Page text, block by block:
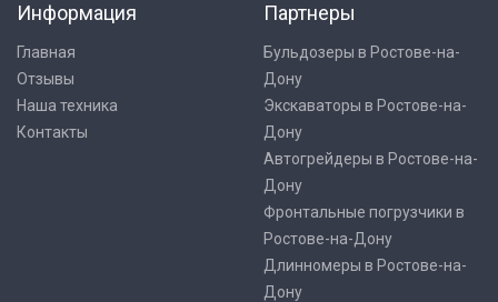
Информация
Главная
Отзывы
Наша техника
Контакты
Партнеры
Бульдозеры в Ростове-на-
Дону
Экскаваторы в Ростове-на-
Дону
Автогрейдеры в Ростове-на-
Дону
Фронтальные погрузчики в
Ростове-на-Дону
Длинномеры в Ростове-на-
Дону